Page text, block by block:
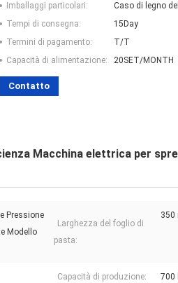
Imballaggi particolari:
Caso di legno
Tempi di consegna:
15Day
Termini di pagamento:
T/T
Capacità di alimentazione:
20SET/MONTH
Contatto
Macchina elettrica per
Pressione
Modello
Larghezza del foglio di
pasta:
350
Capacità di produzione: 700